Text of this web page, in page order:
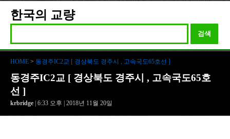
한국의 교량
검색
HOME > 동경주IC2교 [ 경상북도 경주시 , 고속국도65호선 ]
동경주IC2교 [ 경상북도 경주시 , 고속국도65호
선 ]
krbridge | 6:33 오후 | 2018년 11월 20일